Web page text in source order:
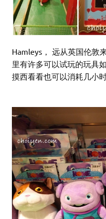
Hamleys， 远从英国伦敦
里有许多可以试玩的玩具
摸西看看也可以消耗几小